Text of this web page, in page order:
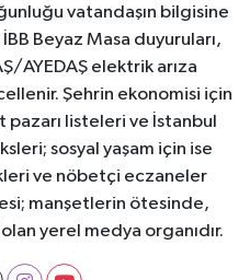
vatandaşın bilgisine
Beyaz Masa duyuruları,
AYEDAŞ elektrik arıza
Şehrin ekonomisi için
pazarı listeleri ve İstanbul
sosyal yaşam için ise
ve nöbetçi eczaneler
manşetlerin ötesinde,
yerel medya organıdır.